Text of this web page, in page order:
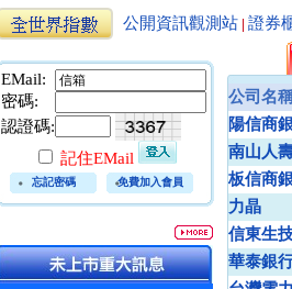
公開資訊觀測站 證券
EMail:
密碼:
認證碼:
記住EMail
忘記密碼 免費加入會員
公司名
陽信商銀
南山人
板信商銀
力晶
信東生
華泰銀